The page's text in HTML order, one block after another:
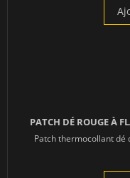
PATCH DÉ ROUGE À
Patch thermocollant dé